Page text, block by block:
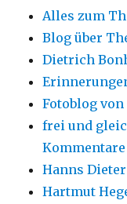
Alles zum
Blog über
Dietrich
Fotoblog
frei und
Hanns
Hartmut